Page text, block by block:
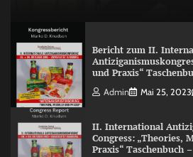
Bericht zum II.
und Praxis“
Admin Mai 25, 2023
II. International
Congress: „Theories,
Praxis“ Taschenbuch